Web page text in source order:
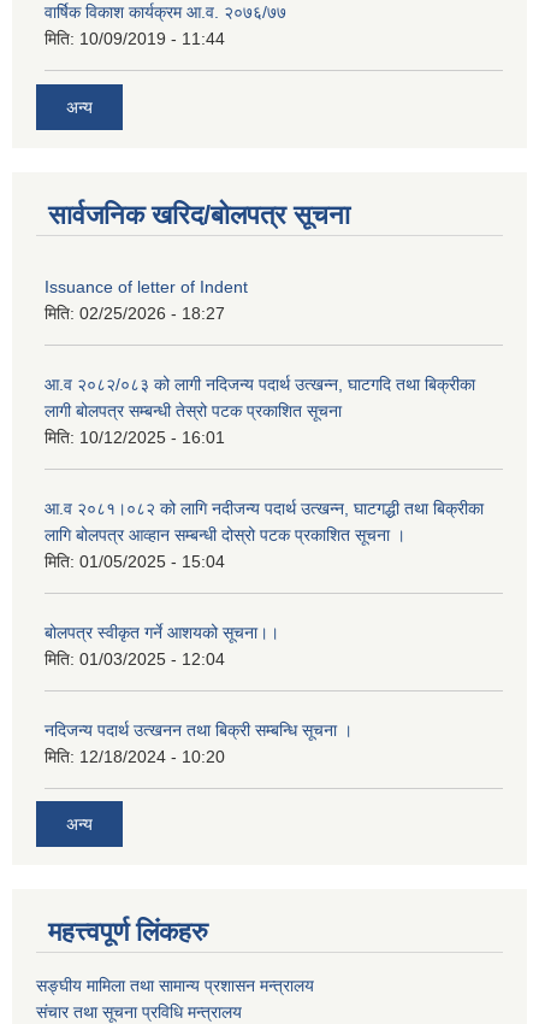
वार्षिक विकाश कार्यक्रम आ.व. २०७६/७७
मिति: 10/09/2019 - 11:44
अन्य
सार्वजनिक खरिद/बोलपत्र सूचना
Issuance of letter of Indent
मिति: 02/25/2026 - 18:27
आ.व २०८२/०८३ को लागी नदिजन्य पदार्थ उत्खन्न, घाटगदि तथा बिक्रीका
लागी बोलपत्र सम्बन्धी तेस्रो पटक प्रकाशित सूचना
मिति: 10/12/2025 - 16:01
आ.व २०८१।०८२ को लागि नदीजन्य पदार्थ उत्खन्न, घाटगद्धी तथा बिक्रीका
लागि बोलपत्र आव्हान सम्बन्धी दोस्रो पटक प्रकाशित सूचना ।
मिति: 01/05/2025 - 15:04
बोलपत्र स्वीकृत गर्ने आशयको सूचना।।
मिति: 01/03/2025 - 12:04
नदिजन्य पदार्थ उत्खनन तथा बिक्री सम्बन्धि सूचना ।
मिति: 12/18/2024 - 10:20
अन्य
महत्त्वपूर्ण लिंकहरु
सङ्घीय मामिला तथा सामान्य प्रशासन मन्त्रालय
संचार तथा सूचना प्रविधि मन्त्रालय